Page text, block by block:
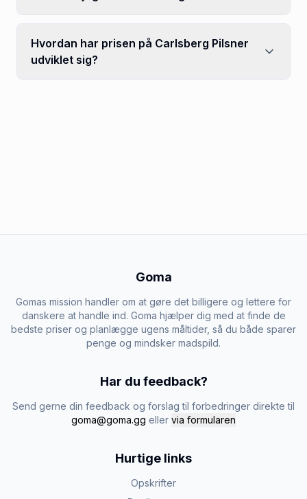
Hvordan har prisen på Carlsberg Pilsner
udviklet sig?
Goma
Gomas mission handler om at gøre det billigere og lettere for
danskere at handle ind. Goma hjælper dig med at finde de
bedste priser og planlægge ugens måltider, så du både sparer
penge og mindsker madspild.
Har du feedback?
Send gerne din feedback og forslag til forbedringer direkte til
goma@goma.gg eller via formularen
Hurtige links
Opskrifter